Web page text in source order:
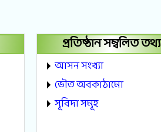
প্রতিষ্ঠান সম্বলিত তথ্য
আসন সংখ্যা
ভৌত অবকাঠামো
সূবিদা সমূহ